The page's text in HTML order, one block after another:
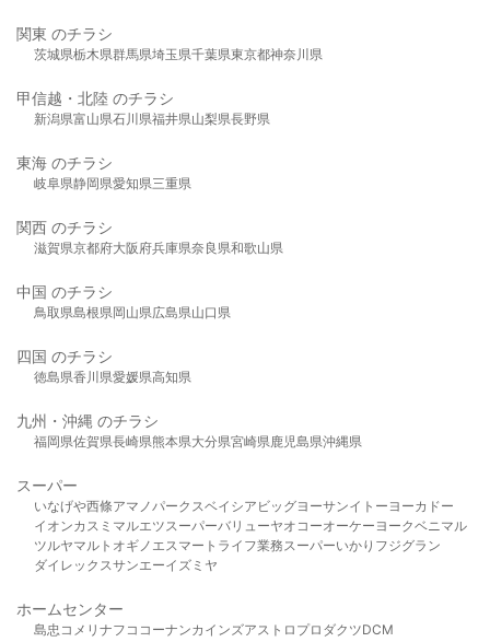
関東 のチラシ
茨城県栃木県群馬県埼玉県千葉県東京都神奈川県
甲信越・北陸 のチラシ
新潟県富山県石川県福井県山梨県長野県
東海 のチラシ
岐阜県静岡県愛知県三重県
関西 のチラシ
滋賀県京都府大阪府兵庫県奈良県和歌山県
中国 のチラシ
鳥取県島根県岡山県広島県山口県
四国 のチラシ
徳島県香川県愛媛県高知県
九州・沖縄 のチラシ
福岡県佐賀県長崎県熊本県大分県宮崎県鹿児島県沖縄県
スーパー
いなげや西條アマノパークスベイシア ビッグヨーサンイトーヨーカドー
イオンカスミ マルエツスーパーバリューヤオコーオーケー ヨークベニマル
ツルヤマルト オギノ エスマート ライフ業務スーパーいかり フジグラン
ダイレックスサンエーイズミヤ
ホームセンター
島忠 コメリ ナフコ コーナンカインズアストロプロダクツDCM